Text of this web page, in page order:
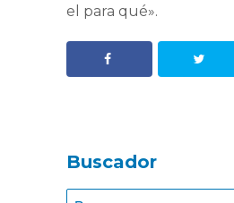
el para qué».
Buscador